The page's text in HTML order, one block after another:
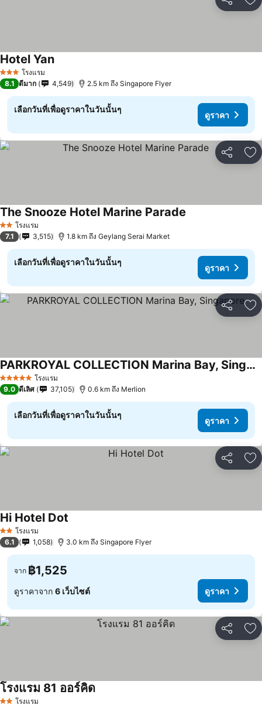
แชร์ เ
3 ดาว โรงแรม
Hotel Yan
8.1 ดีมาก 4,549 2.5 km ถึง Singapore Flyer
เลือกวันที่เพื่อดูราคาในวันนั้นๆ
ดูราคา
แชร์ เ
2 ดาวโรงแรม
The Snooze Hotel Marine Parade
7.1 3,515 1.8 km ถึง Geylang Serai Market
เลือกวันที่เพื่อดูราคาในวันนั้นๆ
ดูราคา
แชร์ เ
5 ดาว โรงแรม
PARKROYAL COLLECTION Marina Bay, Singapore
9.0 ดีเลิศ 37,105 0.6 km ถึง Merlion
เลือกวันที่เพื่อดูราคาในวันนั้นๆ
ดูราคา
แชร์ เ
2 ดาวโรงแรม
Hi Hotel Dot
6.1 1,058 3.0 km ถึง Singapore Flyer
จาก ฿1,525
ดูราคาจาก 6 เว็บไซต์ ดูราคา
แชร์ เ
โรงแรม
โรงแรม 81 ออร์คิด